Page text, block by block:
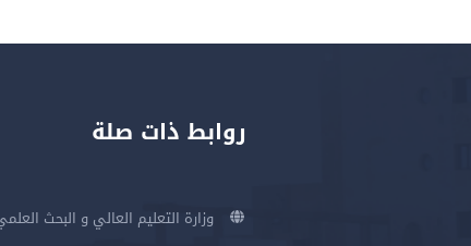
روابط ذات صلة
وزارة التعليم العالي و البحث